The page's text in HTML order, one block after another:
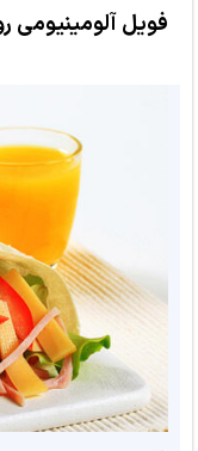
فویل آلومینیومی